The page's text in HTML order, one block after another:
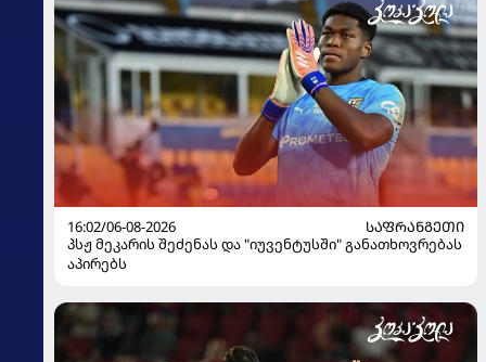
16:02/06-08-2026
ᲡᲐᲤᲠᲐᲜᲒᲔᲗᲘ
პსჟ მეკარის შეძენას და "იუვენტუსში" განათხოვრებას
აპირებს